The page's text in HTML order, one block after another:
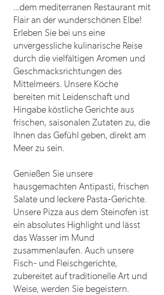
...dem mediterranen Restaurant mit
Flair an der wunderschönen Elbe!
Erleben Sie bei uns eine
unvergessliche kulinarische Reise
durch die vielfältigen Aromen und
Geschmacksrichtungen des
Mittelmeers. Unsere Köche
bereiten mit Leidenschaft und
Hingabe köstliche Gerichte aus
frischen, saisonalen Zutaten zu, die
Ihnen das Gefühl geben, direkt am
Meer zu sein.
Genießen Sie unsere
hausgemachten Antipasti, frischen
Salate und leckere Pasta-Gerichte.
Unsere Pizza aus dem Steinofen ist
ein absolutes Highlight und lässt
das Wasser im Mund
zusammenlaufen. Auch unsere
Fisch- und Fleischgerichte,
zubereitet auf traditionelle Art und
Weise, werden Sie begeistern.